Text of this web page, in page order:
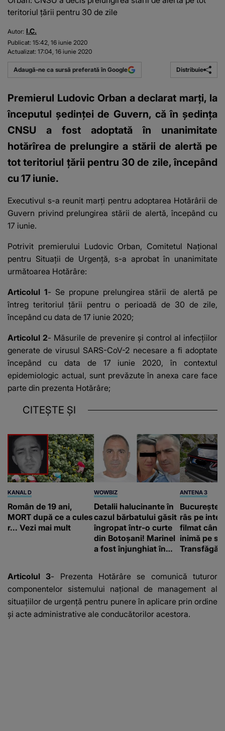
teritoriul ţării pentru 30 de zile
Autor: I.C.
Publicat: 15:42, 16 iunie 2020
Actualizat: 17:04, 16 iunie 2020
Adaugă-ne ca sursă preferată în Google Distribuie
Premierul Ludovic Orban a declarat marţi, la
începutul şedinţei de Guvern, că în şedinţa
CNSU a fost adoptată în unanimitate
hotărîrea de prelungire a stării de alertă pe
tot teritoriul ţării pentru 30 de zile, începând
cu 17 iunie.
Executivul s-a reunit marți pentru adoptarea Hotărârii de
Guvern privind prelungirea stării de alertă, începând cu
17 iunie.
Potrivit premierului Ludovic Orban, Comitetul Naţional
pentru Situaţii de Urgenţă, s-a aprobat în unanimitate
următoarea Hotărâre:
Articolul 1- Se propune prelungirea stării de alertă pe
întreg teritoriul ţării pentru o perioadă de 30 de zile,
începând cu data de 17 iunie 2020;
Articolul 2- Măsurile de prevenire şi control al infecţiilor
generate de virusul SARS-CoV-2 necesare a fi adoptate
începând cu data de 17 iunie 2020, în contextul
epidemiologic actual, sunt prevăzute în anexa care face
parte din prezenta Hotărâre;
CITEȘTE ȘI
KANAL D
Român de 19 ani,
MORT după ce a cules
r... Vezi mai mult
WOWBIZ
Detalii halucinante în
cazul bărbatului găsit
îngropat într-o curte
din Botoșani! Marinel
a fost înjunghiat în
suspecți
ANTENA 3
râs pe
filmat când
inimă pe
Articolul 3- Prezenta Hotărâre se comunică tuturor
componentelor sistemului naţional de management al
situaţiilor de urgenţă pentru punere în aplicare prin ordine
şi acte administrative ale conducătorilor acestora.